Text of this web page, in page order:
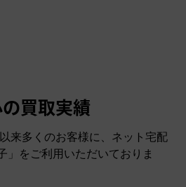
買取実績
来多くのお客様に、 ネット宅配
」をご利用いただいておりま